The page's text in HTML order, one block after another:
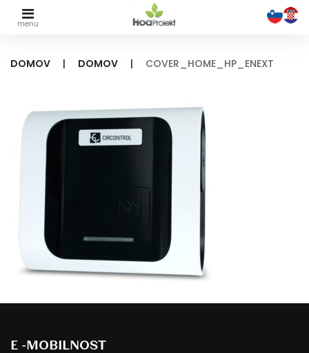
DOMOV | DOMOV | COVER_HOME_HP_ENEXT
COVER_HOME_HP_ENEXT
E -MOBILNOST